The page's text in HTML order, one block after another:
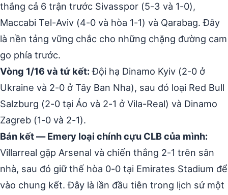
thắng cả 6 trận trước Sivasspor (5-3 và 1-0),
Maccabi Tel-Aviv (4-0 và hòa 1-1) và Qarabag. Đây
là nền tảng vững chắc cho những chặng đường cam
go phía trước.
Vòng 1/16 và tứ kết:Đội hạ Dinamo Kyiv (2-0 ở
Ukraine và 2-0 ở Tây Ban Nha), sau đó loại Red Bull
Salzburg (2-0 tại Áo và 2-1 ở Vila-Real) và Dinamo
Zagreb (1-0 và 2-1).
Bán kết — Emery loại chính cựu CLB của mình:
Villarreal gặp Arsenal và chiến thắng 2-1 trên sân
nhà, sau đó giữ thế hòa 0-0 tại Emirates Stadium để
vào chung kết. Đây là lần đầu tiên trong lịch sử một